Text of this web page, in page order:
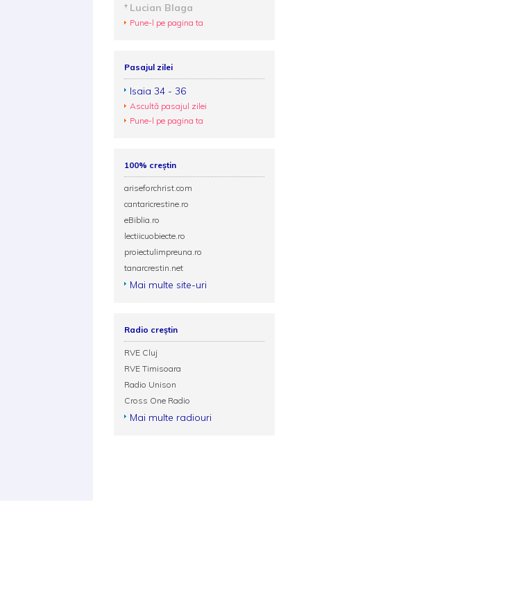
Lucian Blaga
Pune-l pe pagina ta
Pasajul zilei
Isaia 34 - 36
Ascultă pasajul zilei
Pune-l pe pagina ta
100% creștin
ariseforchrist.com
cantaricrestine.ro
eBiblia.ro
lectiicuobiecte.ro
proiectulimpreuna.ro
tanarcrestin.net
Mai multe site-uri
Radio creștin
RVE Cluj
RVE Timisoara
Radio Unison
Cross One Radio
Mai multe radiouri